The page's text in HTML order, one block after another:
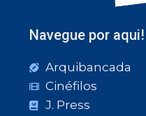
Navegue por aqui!
Arquibancada
Cinéfilos
J. Press